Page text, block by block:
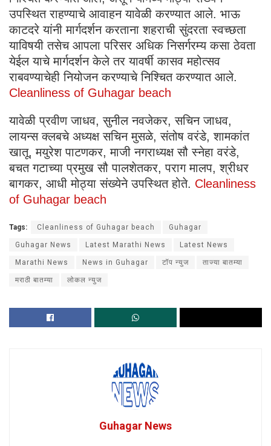
उपस्थित राहण्याचे आवाहन यावेळी करण्यात आले. भाऊ
काटदरे यांनी मार्गदर्शन करताना शहराची सुंदरता स्वच्छता
याविषयी तसेच आपला परिसर अधिक निसर्गरम्य कसा ठेवता
येईल याचे मार्गदर्शन केले तर यावर्षी कासव महोत्सव
राबवण्याचेही नियोजन करण्याचे निश्चित करण्यात आले.
Cleanliness of Guhagar beach
यावेळी प्रवीण जाधव, सुनील नवजेकर, सचिन जाधव,
लायन्स क्लबचे अध्यक्ष सचिन मुसळे, संतोष वरंडे, शामकांत
खातू, मयुरेश पाटणकर, माजी नगराध्यक्ष सौ स्नेहा वरंडे,
बचत गटाच्या प्रमुख सौ पालशेतकर, पराग मालप, श्रीधर
बागकर, आधी मोठ्या संख्येने उपस्थित होते. Cleanliness
of Guhagar beach
Tags: Cleanliness of Guhagar beach Guhagar
Guhagar News Latest Marathi News Latest News
Marathi News News in Guhagar टॉप न्युज ताज्या बातम्या
मराठी बातम्या लोकल न्युज
Guhagar News